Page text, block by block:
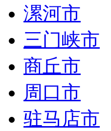
漯河市
三门峡市
商丘市
周口市
驻马店市